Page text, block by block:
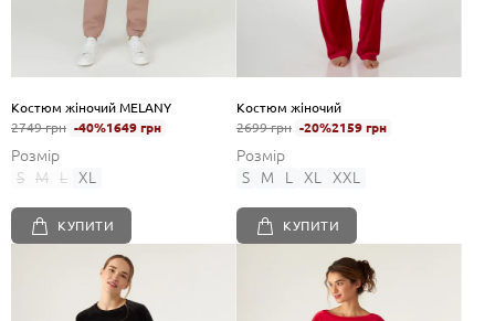
Костюм жіночий MELANY
2749 грн -40%1649 грн
Розмір
S
M L XL
КУПИТИ
Костюм жіночий
2699 грн -20%2159 грн
Розмір
S
M L XL XXL
КУПИТИ